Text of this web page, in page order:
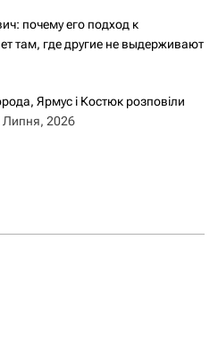
почему его подход к
там, где другие не выдерживают
Ярмус і Костюк розповіли
Липня, 2026